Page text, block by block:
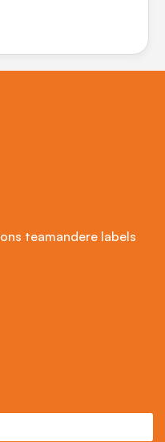
ons teamandere labels